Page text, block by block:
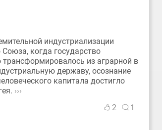
индустриализации
Союза, когда государство
трансформировалось из аграрной в
державу, осознание
капитала достигло
›››
2 1